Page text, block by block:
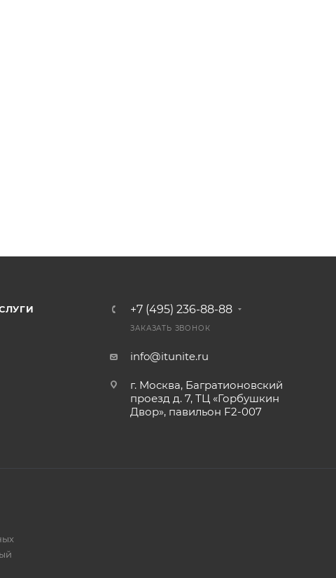
+7 (495) 236-88-88
ЗАКАЗАТЬ ЗВОНОК
info@itunite.ru
г. Москва, Багратионовский
проезд д. 7, ТЦ «Горбушкин
Двор», павильон F2-007